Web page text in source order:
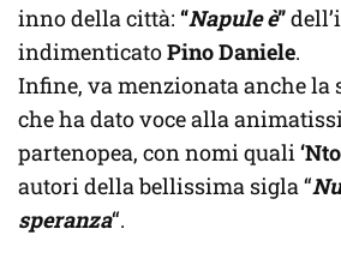
inno della città: “Napule è”
indimenticatoPino Daniele.
Infine, va menzionata anche la
che ha dato voce alla
partenopea, con nomi quali‘Nto
autori della bellissima sigla “
speranza“.